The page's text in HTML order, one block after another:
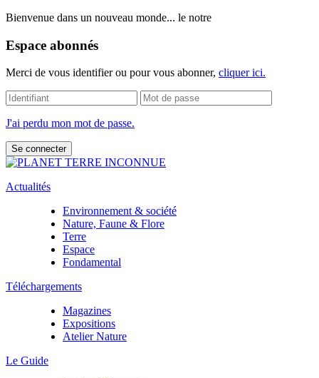
Bienvenue dans un nouveau monde... le notre
Espace abonnés
Merci de vous identifier ou pour vous abonner, cliquer ici.
J'ai perdu mon mot de passe.
Actualités
Environnement & société
Nature, Faune & Flore
Terre
Espace
Fondamental
Téléchargements
Magazines
Expositions
Atelier Nature
Le Guide